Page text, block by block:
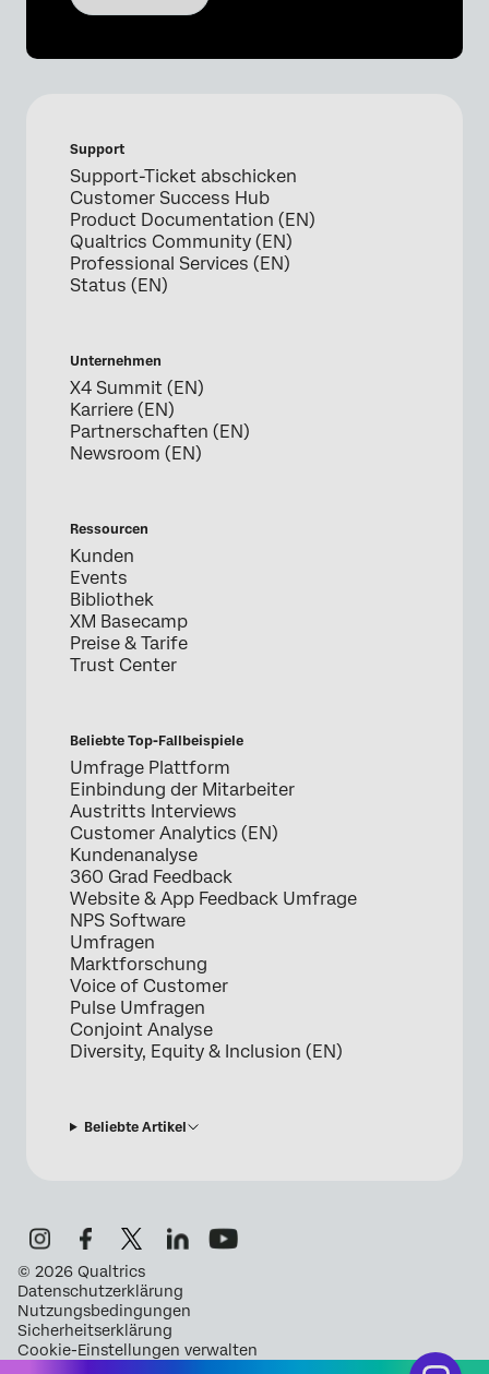
Support
Support-Ticket abschicken
Customer Success Hub
Product Documentation (EN)
Qualtrics Community (EN)
Professional Services (EN)
Status (EN)
Unternehmen
X4 Summit (EN)
Karriere (EN)
Partnerschaften (EN)
Newsroom (EN)
Ressourcen
Kunden
Events
Bibliothek
XM Basecamp
Preise & Tarife
Trust Center
Beliebte Top-Fallbeispiele
Umfrage Plattform
Einbindung der Mitarbeiter
Austritts Interviews
Customer Analytics (EN)
Kundenanalyse
360 Grad Feedback
Website & App Feedback Umfrage
NPS Software
Umfragen
Marktforschung
Voice of Customer
Pulse Umfragen
Conjoint Analyse
Diversity, Equity & Inclusion (EN)
Beliebte Artikel
© 2026 Qualtrics
Datenschutzerklärung
Nutzungsbedingungen
Sicherheitserklärung
Cookie-Einstellungen verwalten